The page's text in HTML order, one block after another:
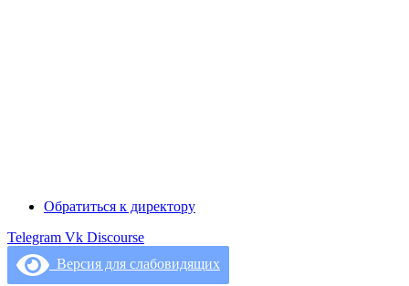
Обратиться к директору
Telegram Vk Discourse
Версия для слабовидящих